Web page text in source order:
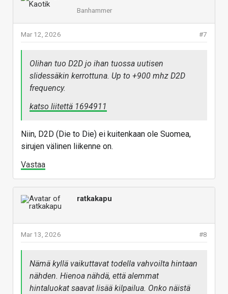
Banhammer
#7
Mar 12, 2026
Olihan tuo D2D jo ihan tuossa uutisen
slidessäkin kerrottuna. Up to +900 mhz D2D
frequency.
katso liitettä 1694911
Niin, D2D (Die to Die) ei kuitenkaan ole Suomea,
sirujen välinen liikenne on.
Vastaa
ratkakapu
#8
Mar 13, 2026
Nämä kyllä vaikuttavat todella vahvoilta hintaan
nähden. Hienoa nähdä, että alemmat
hintaluokat saavat lisää kilpailua. Onko näistä